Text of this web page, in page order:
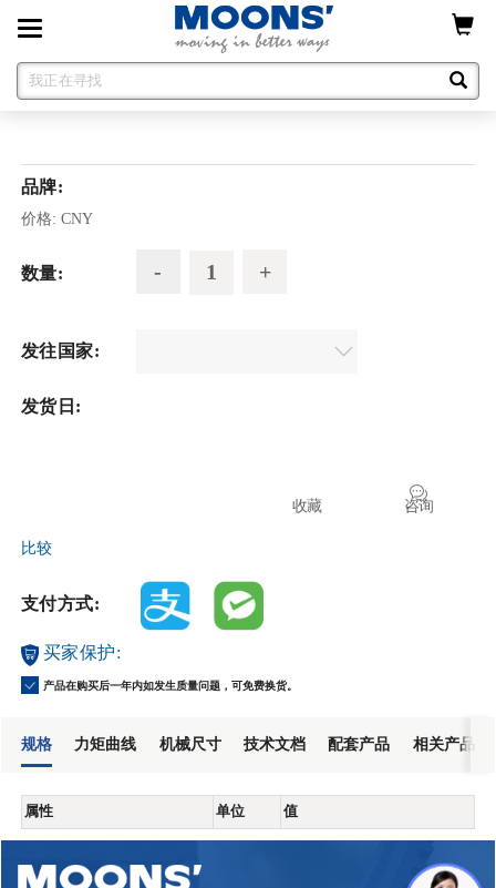
Toggle
navigation
品牌:
价格: CNY
数量:
发往国家:
发货日:
咨询
收藏
比较
支付方式:
买家保护:
产品在购买后一年内如发生质量问题，可免费换货。
规格 力矩曲线 机械尺寸 技术文档 配套产品 相关产品
属性 单位 值